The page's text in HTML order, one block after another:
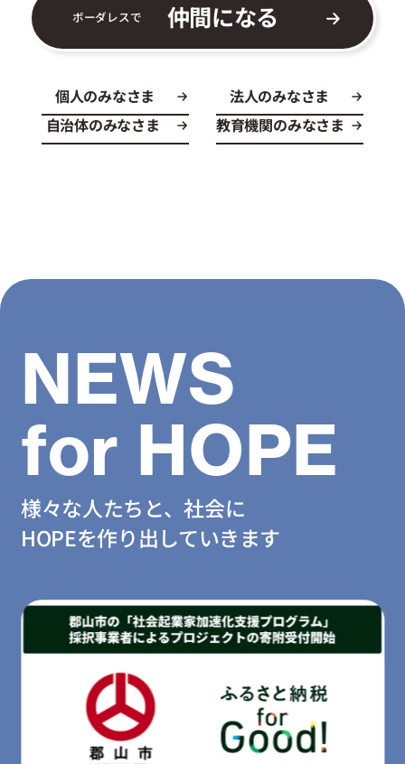
ボーダレスで 仲間になる
個人のみなさま
法人のみなさま
自治体のみなさま
教育機関のみなさま
NEWS
for HOPE
様々な人たちと、社会に
HOPEを作り出していきます